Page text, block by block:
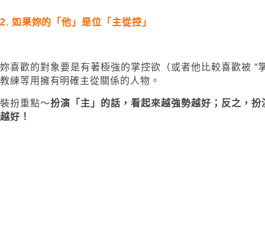
2. 如果妳的「他」是位「主從控」
妳喜歡的對象要是有著極強的掌控欲（或者他比較喜歡被 “
教練等用擁有明確主從關係的人物。
裝扮重點～扮演「主」的話，看起來越強勢越好；反之，
越好！